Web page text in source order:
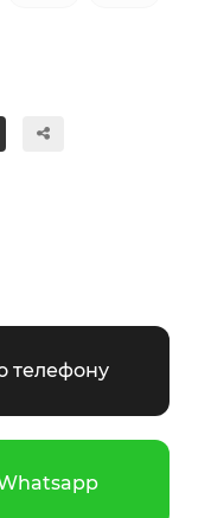
телефону